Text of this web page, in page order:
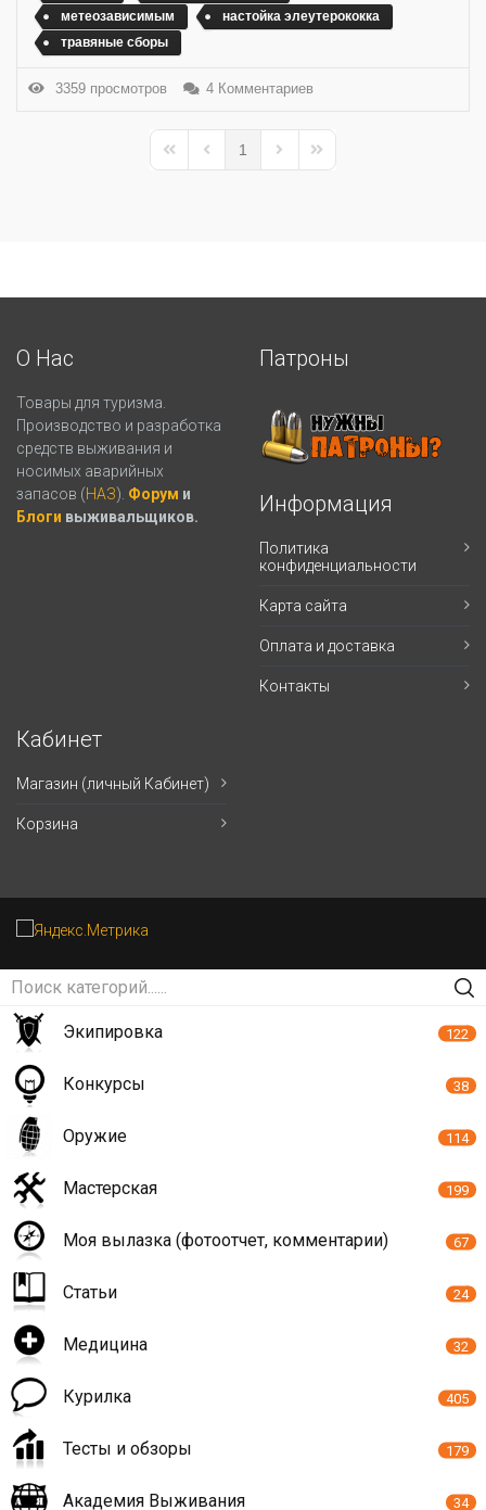
метеозависимым
настойка элеутерококка
травяные сборы
3359 просмотров 4 Комментариев
First PagePrevious Page
1
Next PageLast Page
О Нас
Товары для туризма.
Производство и разработка
средств выживания и
носимых аварийных
запасов (НАЗ). Форум и
Блоги выживальщиков.
Патроны
Информация
Политика
конфиденциальности
Карта сайта
Оплата и доставка
Контакты
Кабинет
Магазин (личный Кабинет)
Корзина
Экипировка 122
Конкурсы 38
Оружие 114
Мастерская 199
Моя вылазка (фотоотчет, комментарии) 67
Статьи 24
Медицина 32
Курилка 405
Тесты и обзоры 179
Академия Выживания 34